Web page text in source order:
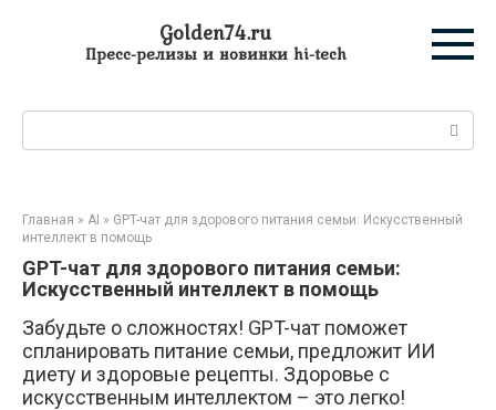
Golden74.ru
Пресс-релизы и новинки hi-tech
Главная » AI » GPT-чат для здорового питания семьи: Искусственный
интеллект в помощь
GPT-чат для здорового питания семьи:
Искусственный интеллект в помощь
Забудьте о сложностях! GPT-чат поможет
спланировать питание семьи, предложит ИИ
диету и здоровые рецепты. Здоровье с
искусственным интеллектом – это легко!